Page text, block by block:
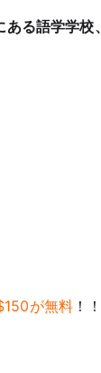
る語学学校、
が無料 ！！